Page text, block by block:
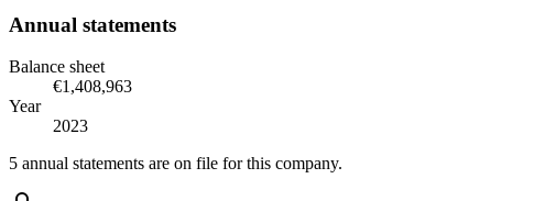
Annual statements
Balance sheet
€1,408,963
Year
2023
5 annual statements are on file for this company.